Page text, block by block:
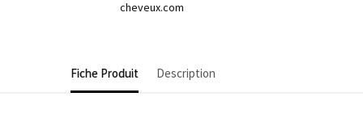
Fiche Produit Description